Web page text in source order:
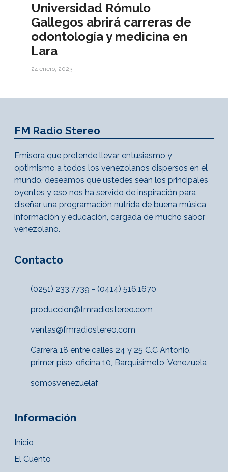
Universidad Rómulo
Gallegos abrirá carreras de
odontología y medicina en
Lara
24 enero, 2023
FM Radio Stereo
Emisora que pretende llevar entusiasmo y
optimismo a todos los venezolanos dispersos en el
mundo, deseamos que ustedes sean los principales
oyentes y eso nos ha servido de inspiración para
diseñar una programación nutrida de buena música,
información y educación, cargada de mucho sabor
venezolano.
Contacto
(0251) 233.7739 - (0414) 516.1670
produccion@fmradiostereo.com
ventas@fmradiostereo.com
Carrera 18 entre calles 24 y 25 C.C Antonio,
primer piso, oficina 10, Barquisimeto, Venezuela
somosvenezuelaf
Información
Inicio
El Cuento